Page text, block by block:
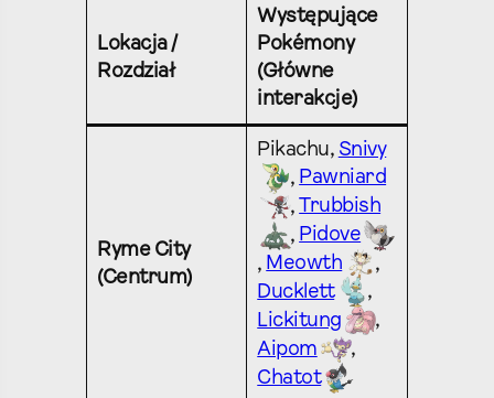
Lokacja /
Rozdział
Występujące
Pokémony
(Główne
interakcje)
Ryme City
(Centrum)
Pikachu, Snivy
, Pawniard
, Trubbish
, Pidove
, Meowth
,
Ducklett
,
Lickitung
,
Aipom
,
Chatot